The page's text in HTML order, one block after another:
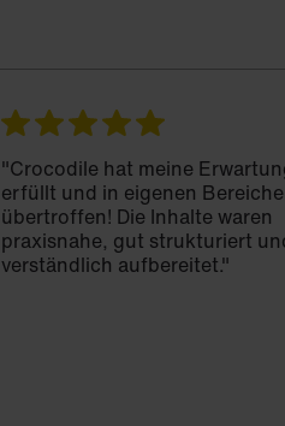
"Crocodile hat meine
erfüllt und in eigenen
übertroffen! Die Inhalte waren
praxisnahe, gut strukturiert
verständlich aufbereitet."